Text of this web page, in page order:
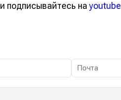
и подписывайтесь наyoutube